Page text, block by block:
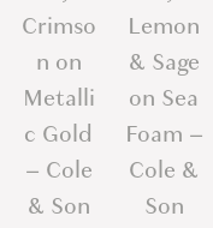
Crimso
n on
Metalli
c Gold
– Cole
& Son
Lemon
& Sage
on Sea
Foam –
Cole &
Son